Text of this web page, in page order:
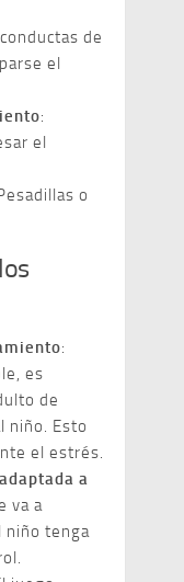
de
el
:
el
o
:
es
de
niño. Esto
el estrés.
a
va a
niño tenga